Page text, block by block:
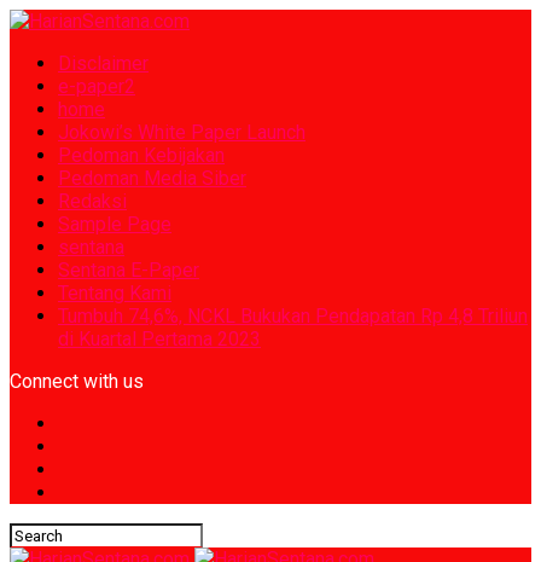
Disclaimer
e-paper2
home
Jokowi’s White Paper Launch
Pedoman Kebijakan
Pedoman Media Siber
Redaksi
Sample Page
sentana
Sentana E-Paper
Tentang Kami
Tumbuh 74,6%, NCKL Bukukan Pendapatan Rp 4,8 Triliun
di Kuartal Pertama 2023
Connect with us